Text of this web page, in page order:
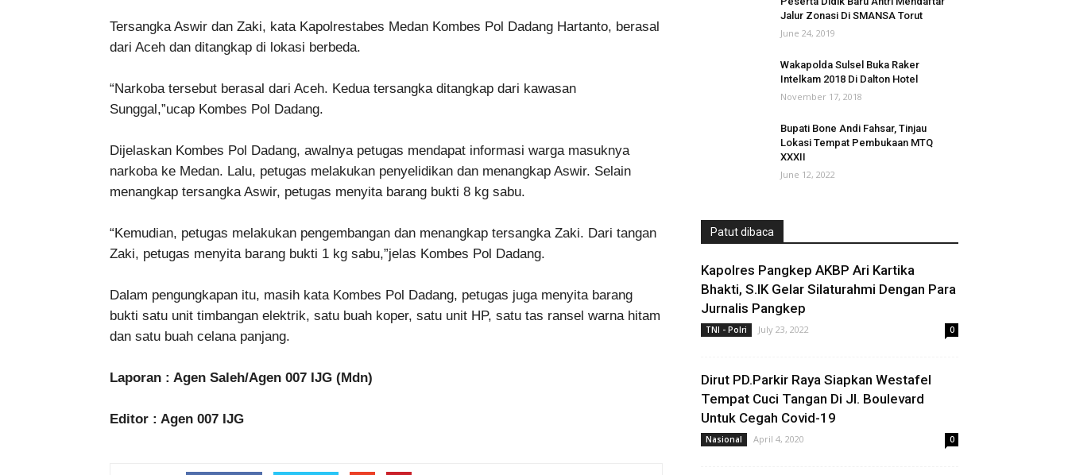
Tersangka Aswir dan Zaki, kata Kapolrestabes Medan Kombes Pol Dadang Hartanto, berasal
dari Aceh dan ditangkap di lokasi berbeda.
“Narkoba tersebut berasal dari Aceh. Kedua tersangka ditangkap dari kawasan
Sunggal,”ucap Kombes Pol Dadang.
Dijelaskan Kombes Pol Dadang, awalnya petugas mendapat informasi warga masuknya
narkoba ke Medan. Lalu, petugas melakukan penyelidikan dan menangkap Aswir. Selain
menangkap tersangka Aswir, petugas menyita barang bukti 8 kg sabu.
“Kemudian, petugas melakukan pengembangan dan menangkap tersangka Zaki. Dari tangan
Zaki, petugas menyita barang bukti 1 kg sabu,”jelas Kombes Pol Dadang.
Dalam pengungkapan itu, masih kata Kombes Pol Dadang, petugas juga menyita barang
bukti satu unit timbangan elektrik, satu buah koper, satu unit HP, satu tas ransel warna hitam
dan satu buah celana panjang.
Laporan : Agen Saleh/Agen 007 IJG (Mdn)
Editor : Agen 007 IJG
Jalur Zonasi Di SMANSA Torut
June 24, 2019
Wakapolda Sulsel Buka Raker
Intelkam 2018 Di Dalton Hotel
November 17, 2018
Bupati Bone Andi Fahsar, Tinjau
Lokasi Tempat Pembukaan MTQ
XXXII
June 12, 2022
Patut dibaca
Kapolres Pangkep AKBP Ari Kartika
Bhakti, S.IK Gelar Silaturahmi Dengan Para
Jurnalis Pangkep
TNI - Polri July 23, 2022 0
Dirut PD.Parkir Raya Siapkan Westafel
Tempat Cuci Tangan Di Jl. Boulevard
Untuk Cegah Covid-19
Nasional April 4, 2020 0